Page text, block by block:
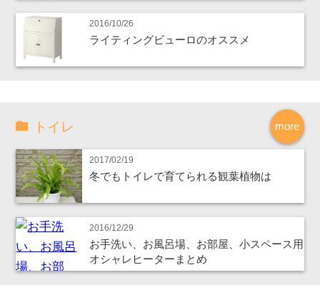
2016/10/26
ライティングビューロのオススメ
more
トイレ
2017/02/19
冬でもトイレで育てられる観葉植物は
2016/12/29
お手洗い、お風呂場、お部屋、小スペース用
オシャレヒーターまとめ